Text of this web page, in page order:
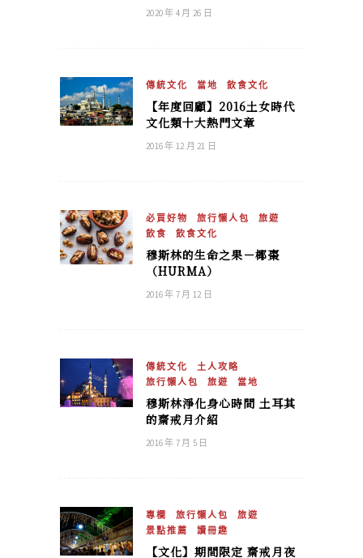
2020 年 4 月 26 日
傳統文化 當地 飲食文化
【年度回顧】2016土女時代
文化類十大熱門文章
2016 年 12 月 21 日
必買好物 旅行懶人包
旅遊
飲食
飲食文化
穆斯林的生命之果－椰棗
（HURMA）
2016 年 7 月 12 日
傳統文化
土人攻略
旅行懶人包
旅遊 當地
穆斯林淨化身心時間 土耳其
的齋戒月介紹
2016 年 7 月 5 日
專欄 旅行懶人包
旅遊
景點推薦
讀冊趣
【文化】期間限定 齋戒月夜